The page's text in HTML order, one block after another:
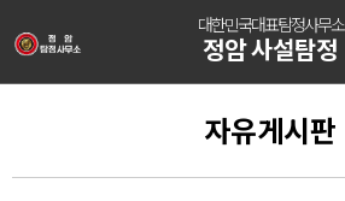
대한민국대표탐정사무소
정암 사설탐정
자유게시판